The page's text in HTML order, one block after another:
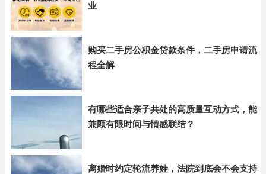
业
购买二手房公积金贷款条件，二手房申请流
程全解
有哪些适合亲子共处的高质量互动方式，能
兼顾有限时间与情感联结？
离婚时约定轮流养娃，法院到底会不会支持